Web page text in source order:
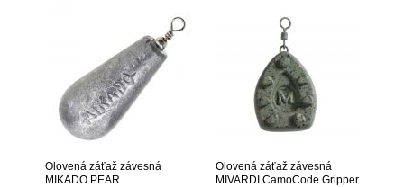
Olovená záťaž závesná
MIKADO PEAR
Olovená záťaž závesná
MIVARDI CamoCode Gripper